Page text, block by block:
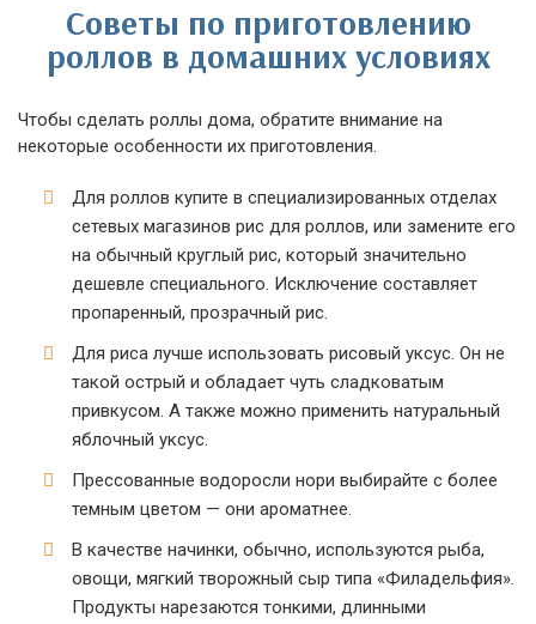
Советы по приготовлению
роллов в домашних условиях
Чтобы сделать роллы дома, обратите внимание на
некоторые особенности их приготовления.
Для роллов купите в специализированных отделах
сетевых магазинов рис для роллов, или замените его
на обычный круглый рис, который значительно
дешевле специального. Исключение составляет
пропаренный, прозрачный рис.
Для риса лучше использовать рисовый уксус. Он не
такой острый и обладает чуть сладковатым
привкусом. А также можно применить натуральный
яблочный уксус.
Прессованные водоросли нори выбирайте с более
темным цветом — они ароматнее.
В качестве начинки, обычно, используются рыба,
овощи, мягкий творожный сыр типа «Филадельфия».
Продукты нарезаются тонкими, длинными